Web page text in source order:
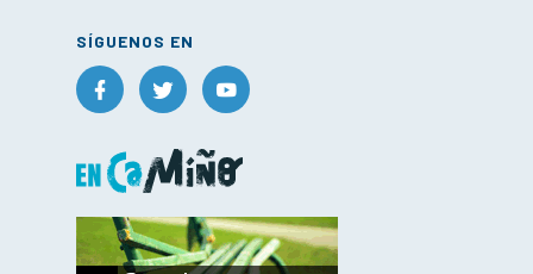
SÍGUENOS EN